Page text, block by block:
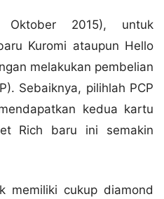
2015), untuk
Kuromi ataupun Hello
melakukan pembelian
Sebaiknya, pilihlah PCP
kedua kartu
Rich baru ini semakin
memiliki cukup diamond